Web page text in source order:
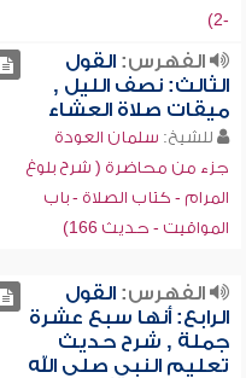
-2)
الفهرس:القول
الثالث: نصف الليل ,
ميقات صلاة العشاء
للشيخ: سلمان العودة
جزء من محاضرة ( شرح بلوغ
المرام - كتاب الصلاة - باب
المواقيت - حديث 166)
الفهرس:القول
الرابع: أنها سبع عشرة
جملة , شرح حديث
تعليم النبي صلى الله